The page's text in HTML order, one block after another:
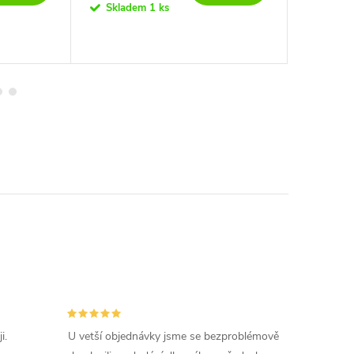
Skladem 1 ks
U vetší objednávky jsme se bezproblémově